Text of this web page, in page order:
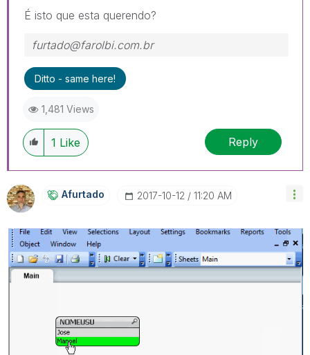
É isto que esta querendo?
furtado@farolbi.com.br
Ditto - same here!
1,481 Views
1 Like Reply
Afurtado ‎2017-10-12 11:20 AM